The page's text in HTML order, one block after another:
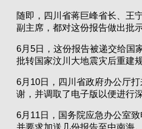
随即，四川省蒋巨峰省长、王
副主席，都对这份报告做出批
6月5日，这份报告被递交给国
批转国家汶川大地震灾后重建
6月10日，四川省政府办公厅
谢，并调取了电子版以便进行
6月11日，国务院应急办公室